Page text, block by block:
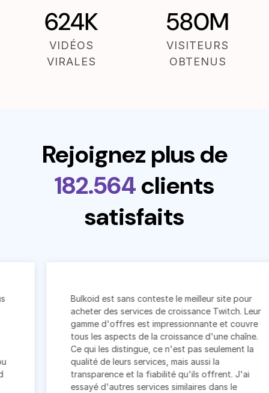
624K
VIDÉOS
VIRALES
580M
VISITEURS
OBTENUS
Rejoignez plus de
182.564clients
satisfaits
Bulkoid est sans conteste le meilleur site pour
acheter des services de croissance Twitch. Leur
gamme d'offres est impressionnante et couvre
tous les aspects de la croissance d'une chaîne.
Ce qui les distingue, ce n'est pas seulement la
qualité de leurs services, mais aussi la
transparence et la fiabilité qu'ils offrent. J'ai
essayé d'autres services similaires dans le